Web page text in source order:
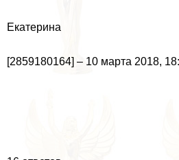
Екатерина
[2859180164] – 10 марта 2018,